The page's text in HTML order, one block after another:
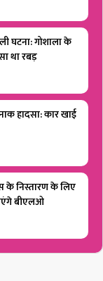
घटना: गोशाला के
था रबड़
हादसा: कार खाई
के निस्तारण के लिए
बीएलओ